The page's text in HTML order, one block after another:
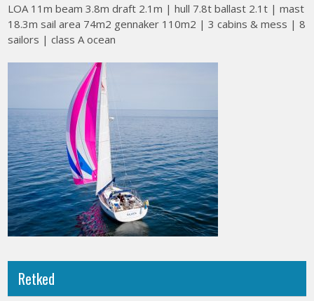
LOA 11m beam 3.8m draft 2.1m | hull 7.8t ballast 2.1t | mast
18.3m sail area 74m2 gennaker 110m2 | 3 cabins & mess | 8
sailors | class A ocean
Retked